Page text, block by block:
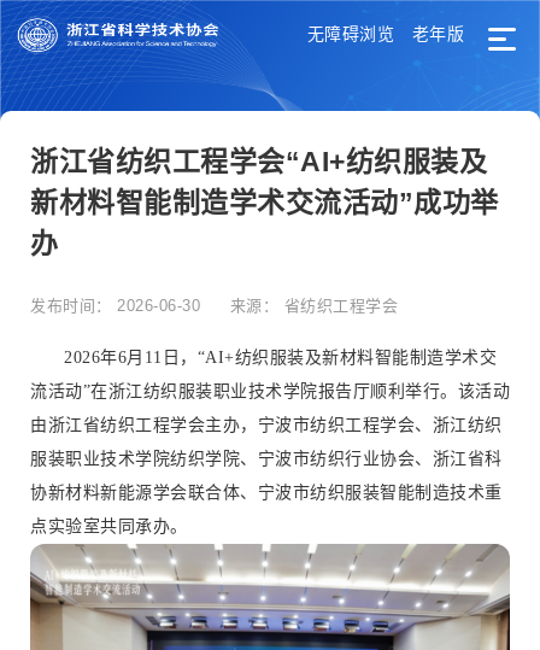
无障碍浏览 老年版
浙江省纺织工程学会“AI+纺织服装及
新材料智能制造学术交流活动”成功举
办
发布时间： 2026-06-30 来源： 省纺织工程学会
2026年6月11日，“AI+纺织服装及新材料智能制造学术交
流活动”在浙江纺织服装职业技术学院报告厅顺利举行。该活动
由浙江省纺织工程学会主办，宁波市纺织工程学会、浙江纺织
服装职业技术学院纺织学院、宁波市纺织行业协会、浙江省科
协新材料新能源学会联合体、宁波市纺织服装智能制造技术重
点实验室共同承办。